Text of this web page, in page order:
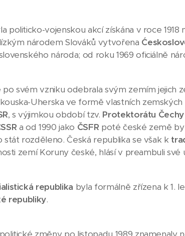
politicko-vojenskou akcí získána v roce
národem Slováků vytvořena
národa; od roku 1969 oficiálně
po svém vzniku odebrala svým zemím jejich
Uherska ve formě vlastních
, s výjimkou období tzv. Protektorátu Čechy
a od 1990 jako ČSFR poté české země
stát rozděleno. Česká republika se však k
zemí Koruny české, hlásí v preambuli své
republika byla formálně zřízena k 1.
republiky.